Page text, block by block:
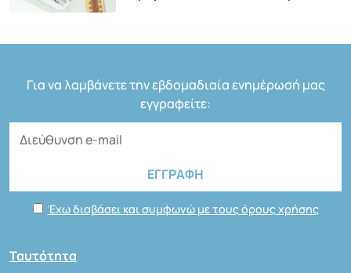
Για να λαμβάνετε την εβδομαδιαία ενημέρωσή μας
εγγραφείτε:
Έχω διαβάσει και συμφωνώ με τους όρους χρήσης
Ταυτότητα